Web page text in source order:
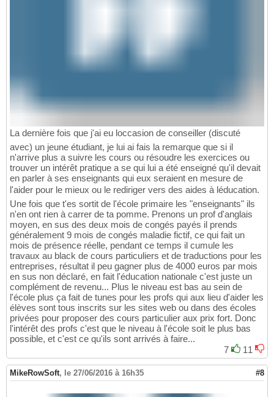
La dernière fois que j'ai eu loccasion de conseiller (discuté
avec) un jeune étudiant, je lui ai fais la remarque que si il
n'arrive plus a suivre les cours ou résoudre les exercices ou
trouver un intérêt pratique a se qui lui a été enseigné qu'il devait
en parler à ses enseignants qui eux seraient en mesure de
l'aider pour le mieux ou le rediriger vers des aides à léducation.
Une fois que t'es sortit de l'école primaire les "enseignants" ils
n'en ont rien à carrer de ta pomme. Prenons un prof d'anglais
moyen, en sus des deux mois de congés payés il prends
généralement 9 mois de congés maladie fictif, ce qui fait un
mois de présence réelle, pendant ce temps il cumule les
travaux au black de cours particuliers et de traductions pour les
entreprises, résultat il peu gagner plus de 4000 euros par mois
en sus non déclaré, en fait l'éducation nationale c'est juste un
complément de revenu... Plus le niveau est bas au sein de
l'école plus ça fait de tunes pour les profs qui aux lieu d'aider les
élèves sont tous inscrits sur les sites web ou dans des écoles
privées pour proposer des cours particulier aux prix fort. Donc
l'intérêt des profs c'est que le niveau à l'école soit le plus bas
possible, et c'est ce qu'ils sont arrivés à faire...
7
11
MikeRowSoft, le 27/06/2016 à 16h35 #8